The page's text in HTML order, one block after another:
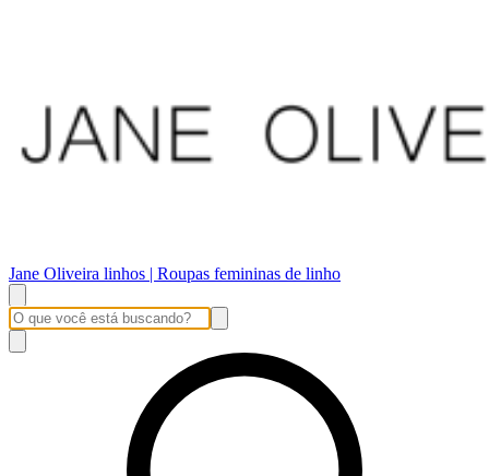
Jane Oliveira linhos | Roupas femininas de linho